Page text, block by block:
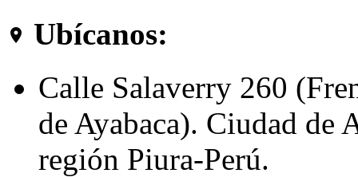
room
Ubícanos:
Calle Salaverry 260
de Ayabaca). Ciudad de
región Piura-Perú.